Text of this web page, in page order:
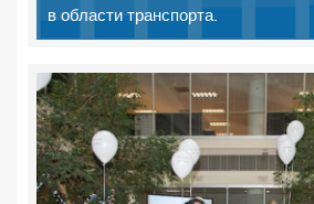
в области транспорта.